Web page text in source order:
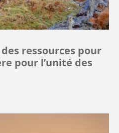
ressources pour
pour l’unité des